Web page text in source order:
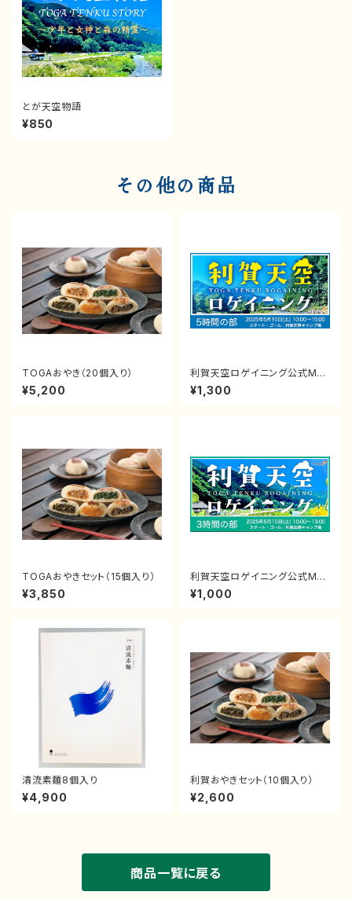
とが天空物語
¥850
その他の商品
TOGAおやき（20個入り）
¥5,200
利賀天空ロゲイニング公式MA
P2025 【5時間コース】
¥1,300
TOGAおやきセット（15個入り）
¥3,850
利賀天空ロゲイニング公式MA
P2025 【3時間コース】
¥1,000
清流素麵8個入り
¥4,900
利賀おやきセット（10個入り）
¥2,600
商品一覧に戻る